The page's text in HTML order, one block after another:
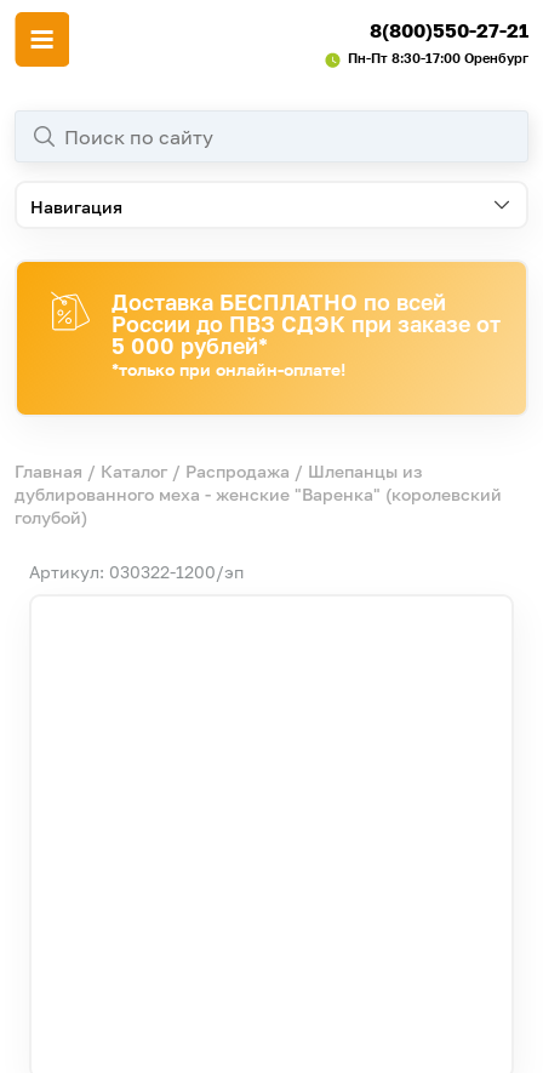
8(800)550-27-21
Пн-Пт 8:30-17:00 Оренбург
Навигация
Доставка БЕСПЛАТНО по всей
России до ПВЗ СДЭК при заказе от
5 000 рублей*
*только при онлайн-оплате!
Главная / Каталог / Распродажа / Шлепанцы из
дублированного меха - женские "Варенка" (королевский
голубой)
Артикул: 030322-1200/эп